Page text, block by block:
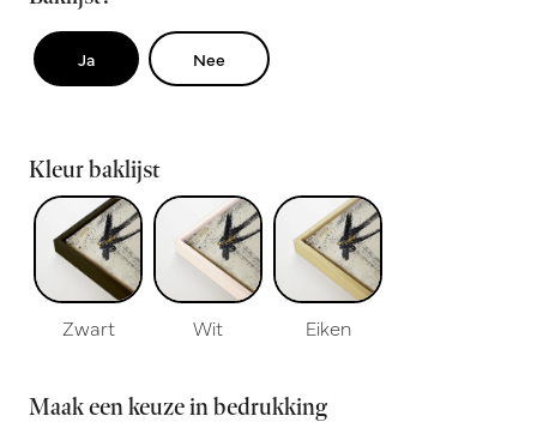
Ja Nee
Kleur baklijst
Zwart Wit Eiken
Maak een keuze in bedrukking